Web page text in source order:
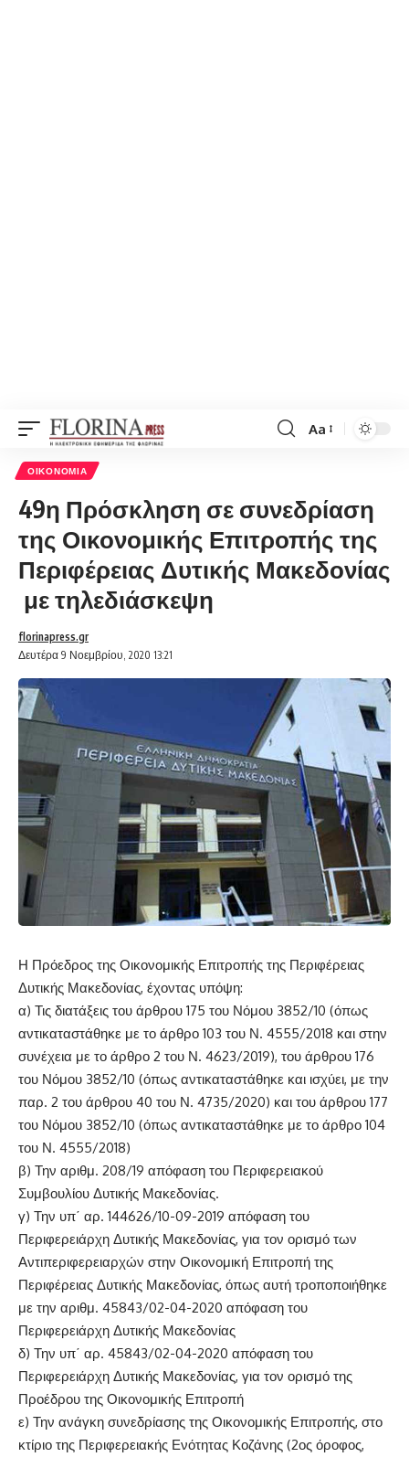
Font
Aa
ΟΙΚΟΝΟΜΊΑ
49η Πρόσκληση σε συνεδρίαση
της Οικονομικής Επιτροπής της
Περιφέρειας Δυτικής Μακεδονίας
με τηλεδιάσκεψη
Δευτέρα 9 Νοεμβρίου, 2020 13:21
florinapress.gr
Η Πρόεδρος της Οικονομικής Επιτροπής της Περιφέρειας
Δυτικής Μακεδονίας, έχοντας υπόψη:
α) Τις διατάξεις του άρθρου 175 του Νόμου 3852/10 (όπως
αντικαταστάθηκε με το άρθρο 103 του Ν. 4555/2018 και στην
συνέχεια με το άρθρο 2 του Ν. 4623/2019), του άρθρου 176
του Νόμου 3852/10 (όπως αντικαταστάθηκε και ισχύει, με την
παρ. 2 του άρθρου 40 του Ν. 4735/2020) και του άρθρου 177
του Νόμου 3852/10 (όπως αντικαταστάθηκε με το άρθρο 104
του Ν. 4555/2018)
β) Την αριθμ. 208/19 απόφαση του Περιφερειακού
Συμβουλίου Δυτικής Μακεδονίας.
γ) Την υπ΄ αρ. 144626/10-09-2019 απόφαση του
Περιφερειάρχη Δυτικής Μακεδονίας, για τον ορισμό των
Αντιπεριφερειαρχών στην Οικονομική Επιτροπή της
Περιφέρειας Δυτικής Μακεδονίας, όπως αυτή τροποποιήθηκε
με την αριθμ. 45843/02-04-2020 απόφαση του
Περιφερειάρχη Δυτικής Μακεδονίας
δ) Την υπ΄ αρ. 45843/02-04-2020 απόφαση του
Περιφερειάρχη Δυτικής Μακεδονίας, για τον ορισμό της
Προέδρου της Οικονομικής Επιτροπή
ε) Την ανάγκη συνεδρίασης της Οικονομικής Επιτροπής, στο
κτίριο της Περιφερειακής Ενότητας Κοζάνης (2ος όροφος,